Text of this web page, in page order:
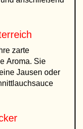
zarte
Aroma. Sie
Jausen oder